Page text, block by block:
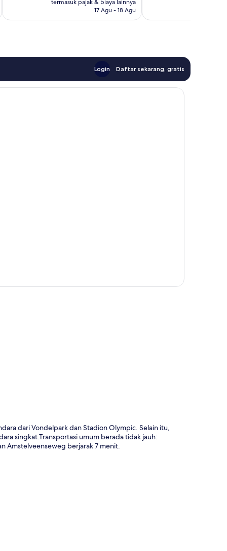
termasuk pajak & biaya lainnya
17 Agu - 18 Agu
Login Daftar sekarang, gratis
dari Vondelpark dan Stadion Olympic. Selain itu,
singkat.Transportasi umum berada tidak jauh:
Amstelveenseweg berjarak 7 menit.